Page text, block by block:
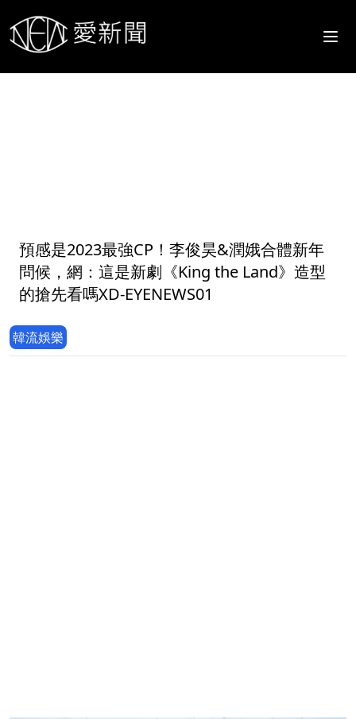
預感是2023最強CP！李俊昊&潤娥合體新年
問候，網：這是新劇《King the Land》造型
的搶先看嗎XD-EYENEWS01
韓流娛樂